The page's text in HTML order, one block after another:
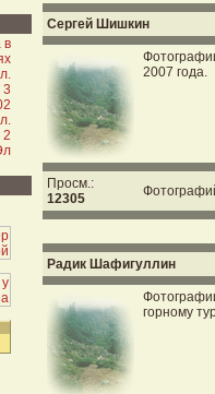
в
3
2
Сергей Шишкин
2007 года.
Просм.:
12305
Радик Шафигуллин
горному